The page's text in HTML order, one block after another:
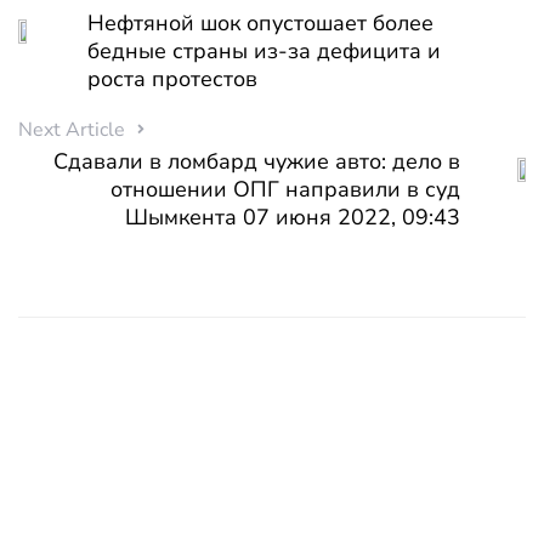
Нефтяной шок опустошает более
бедные страны из-за дефицита и
роста протестов
Next Article
Сдавали в ломбард чужие авто: дело в
отношении ОПГ направили в суд
Шымкента 07 июня 2022, 09:43